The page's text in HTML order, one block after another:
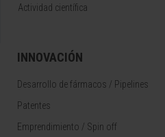
Actividad científica
INNOVACIÓN
Desarrollo de fármacos / Pipelines
Patentes
Emprendimiento / Spin off